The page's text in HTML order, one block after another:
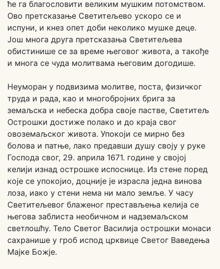
ће га благословити великим мушким потомством.
Ово претсказање Светитељево ускоро се и
испуни, и кнез опет доби неколико мушке деце.
Још многа друга претсказања Светитељева
обистинише се за време његовог живота, а такође
и многа се чуда молитвама његовим догодише.
Неуморан у подвизима молитве, поста, физичког
труда и рада, као и многобројних брига за
земаљска и небеска добра своје пастве, Светитељ
Острошки достиже полако и до краја свог
овоземаљског живота. Упокоји се мирно без
болова и патње, лако предавши душу своју у руке
Господа свог, 29. априла 1671. године у својој
келији изнад острошке испоснице. Из стене поред
које се упокојио, доцније је израсла једна винова
лоза, иако у стени нема ни мало земље. У часу
Светитељевог блаженог престављења келија се
његова заблиста необичном и надземаљском
светлошћу. Тело Светог Василија острошки монаси
сахранише у гроб испод црквице Светог Ваведења
Мајке Божје.